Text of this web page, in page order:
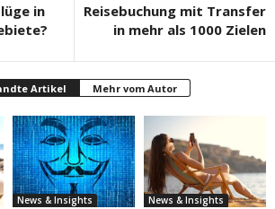
in
Reisebuchung mit Transfer
in mehr als 1000 Zielen
Artikel Mehr vom Autor
News & Insights News & Insights